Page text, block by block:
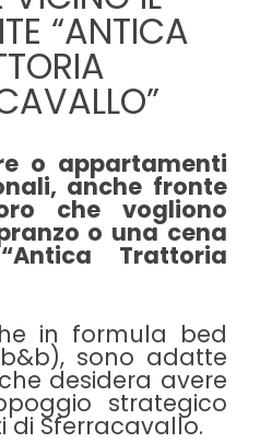
“ANTICA
o appartamenti
anche fronte
che vogliono
o una cena
Trattoria
in formula bed
sono adatte
desidera avere
strategico
di Sferracavallo.